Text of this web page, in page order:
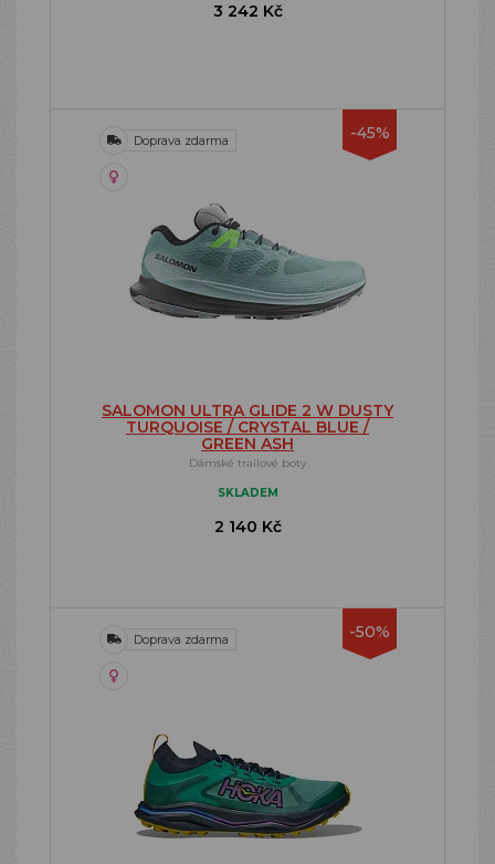
3 242 Kč
-45%
Doprava zdarma
SALOMON ULTRA GLIDE 2 W DUSTY
TURQUOISE / CRYSTAL BLUE /
GREEN ASH
Dámské trailové boty
SKLADEM
2 140 Kč
-50%
Doprava zdarma